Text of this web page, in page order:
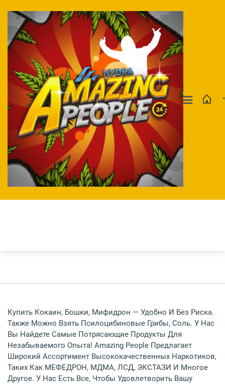
Купить Кокаин, Бошки, Мифидрон — Удобно И Без Риска.
Также Можно Взять Псилоцибиновые Грибы, Соль. У Нас
Вы Найдете Самые Потрясающие Продукты Для
Незабываемого Опыта! Amazing People Предлагает
Широкий Ассортимент Высококачественных Наркотиков,
Таких Как МЕФЕДРОН, МДМА, ЛСД, ЭКСТАЗИ И Многое
Другое. У Нас Есть Все, Чтобы Удовлетворить Вашу